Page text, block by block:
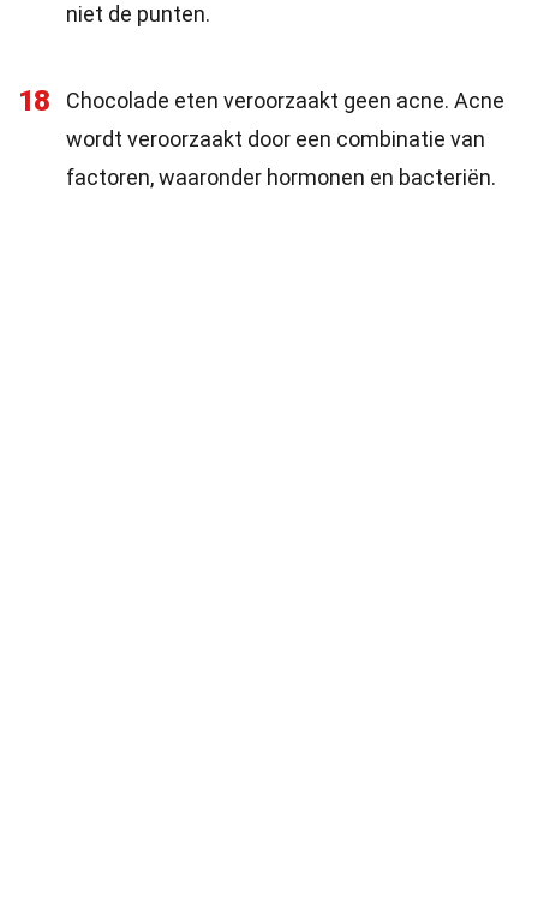
niet de punten.
18
Chocolade eten veroorzaakt geen acne. Acne
wordt veroorzaakt door een combinatie van
factoren, waaronder hormonen en bacteriën.